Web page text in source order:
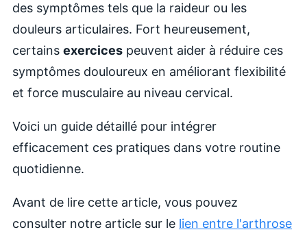
des symptômes tels que la raideur ou les
douleurs articulaires. Fort heureusement,
certains exercices peuvent aider à réduire ces
symptômes douloureux en améliorant flexibilité
et force musculaire au niveau cervical.
Voici un guide détaillé pour intégrer
efficacement ces pratiques dans votre routine
quotidienne.
Avant de lire cette article, vous pouvez
consulter notre article sur le lien entre l'arthrose